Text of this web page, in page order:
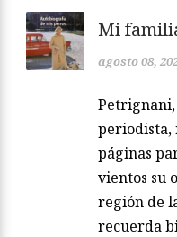
Mi
agosto 08,
Petrignani,
periodista,
páginas
vientos su
región de
recuerda